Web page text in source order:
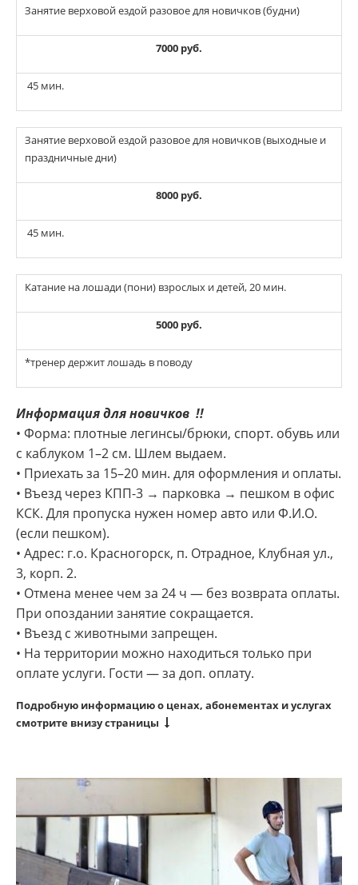
Занятие верховой ездой разовое для новичков (будни)
7000 руб.
45 мин.
Занятие верховой ездой разовое для новичков (выходные и
праздничные дни)
8000 руб.
45 мин.
Катание на лошади (пони) взрослых и детей, 20 мин.
5000 руб.
*тренер держит лошадь в поводу
Информация для новичков !!
• Форма: плотные легинсы/брюки, спорт. обувь или
с каблуком 1–2 см. Шлем выдаем.
• Приехать за 15–20 мин. для оформления и оплаты.
• Въезд через КПП-3 → парковка → пешком в офис
КСК. Для пропуска нужен номер авто или Ф.И.О.
(если пешком).
• Адрес: г.о. Красногорск, п. Отрадное, Клубная ул.,
3, корп. 2.
• Отмена менее чем за 24 ч — без возврата оплаты.
При опоздании занятие сокращается.
• Въезд с животными запрещен.
• На территории можно находиться только при
оплате услуги. Гости — за доп. оплату.
Подробную информацию о ценах, абонементах и услугах
смотрите внизу страницы